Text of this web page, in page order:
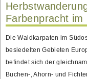
Farbenpracht im
Die Waldkarpaten im
besiedelten Gebieten
befindet sich der
Buchen-, Ahorn- und